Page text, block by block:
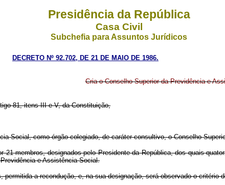
Presidência da República
Casa Civil
Subchefia para Assuntos Jurídicos
DECRETO Nº 92.702, DE 21 DE MAIO DE 1986.
Cria o Conselho Superior da Previdência e
81, itens III e V, da Constituição,
Social, como órgão colegiado, de caráter consultivo, o Conselho
membros, designados pelo Presidente da República, dos quais
e Assistência Social.
a recondução, e, na sua designação, será observado o critério